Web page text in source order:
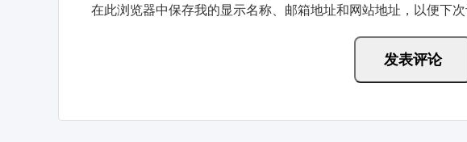
在此浏览器中保存我的显示名称、邮箱地址和网站地址，以便下次